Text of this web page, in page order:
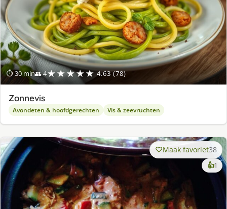
⏱ 30 min👥 4★★★★★ 4.63 (78)
Zonnevis
Avondeten & hoofdgerechten Vis & zeevruchten
Maak favoriet38
👍1